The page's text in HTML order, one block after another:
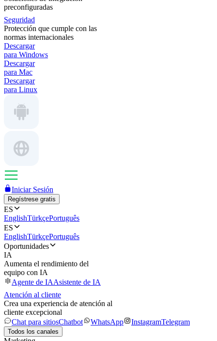
preconfiguradas
Seguridad
Protección que cumple con las
normas internacionales
Descargar
para Windows
Descargar
para Mac
Descargar
para Linux
Iniciar Sesión
Regístrese gratis
ES
EnglishTürkçePortuguês
ES
EnglishTürkçePortuguês
Oportunidades
IA
Aumenta el rendimiento del
equipo con IA
Agente de IAAsistente de IA
Atención al cliente
Crea una experiencia de atención al
cliente excepcional
Chat para sitiosChatbot WhatsApp InstagramTelegram
Todos los canales